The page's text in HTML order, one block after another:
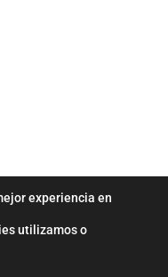
| Creado por
experiencia en
utilizamos o